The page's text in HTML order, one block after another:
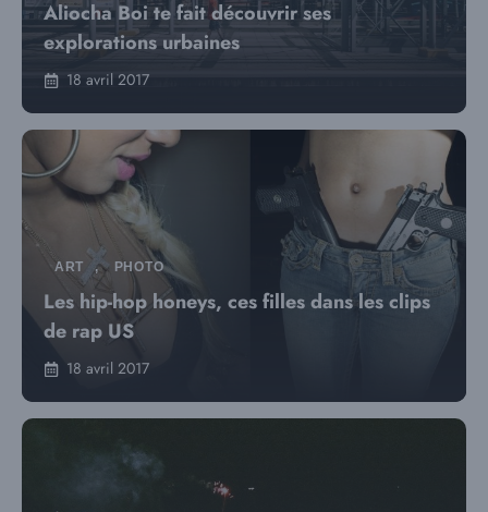
Aliocha Boi te fait découvrir ses
explorations urbaines
18 avril 2017
ART , PHOTO
Les hip-hop honeys, ces filles dans les clips
de rap US
18 avril 2017